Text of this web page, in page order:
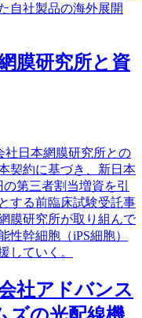
自社製品の海外展開
膜研究所と資
社日本網膜研究所との
契約に基づき、新日本
第三者割当増資を引
する前臨床試験受託事
膜研究所が取り組んで
幹細胞（iPS細胞）
していく。
社アドバンス